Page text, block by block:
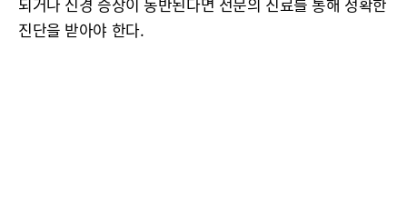
진단을 받아야 한다.